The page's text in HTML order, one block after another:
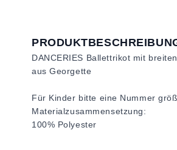
DANCERIES Ballettrikot mit
aus Georgette
Für Kinder bitte eine Nummer
Materialzusammensetzung:
100% Polyester